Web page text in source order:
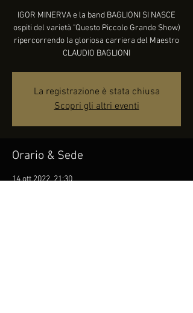
IGOR MINERVA e la band BAGLIONI SI NASCE
ospiti del varietà "Questo Piccolo Grande Show)
ripercorrendo la gloriosa carriera del Maestro
CLAUDIO BAGLIONI
La registrazione è stata chiusa
Scopri gli altri eventi
Orario & Sede
14 ott 2022, 21:30